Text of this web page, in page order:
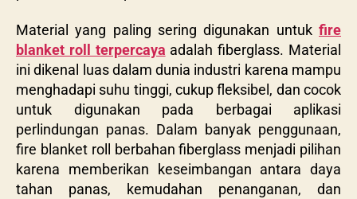
Material yang paling sering digunakan untuk fire
blanket roll terpercaya adalah fiberglass. Material
ini dikenal luas dalam dunia industri karena mampu
menghadapi suhu tinggi, cukup fleksibel, dan cocok
untuk digunakan pada berbagai aplikasi
perlindungan panas. Dalam banyak penggunaan,
fire blanket roll berbahan fiberglass menjadi pilihan
karena memberikan keseimbangan antara daya
tahan panas, kemudahan penanganan, dan